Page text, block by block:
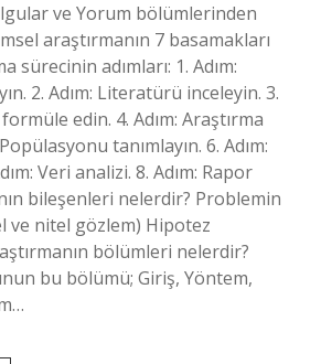
ve Yorum bölümlerinden
araştırmanın 7 basamakları
sürecinin adımları: 1. Adım:
2. Adım: Literatürü inceleyin. 3.
edin. 4. Adım: Araştırma
tanımlayın. 6. Adım:
Veri analizi. 8. Adım: Rapor
bileşenleri nelerdir? Problemin
ve nitel gözlem) Hipotez
bölümleri nelerdir?
bu bölümü; Giriş, Yöntem,